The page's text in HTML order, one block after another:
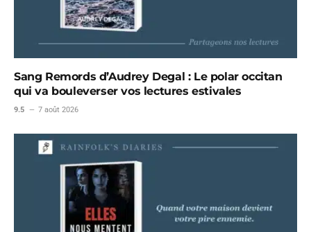
Sang Remords d’Audrey Degal : Le polar occitan
qui va bouleverser vos lectures estivales
9.5 7 août 2026